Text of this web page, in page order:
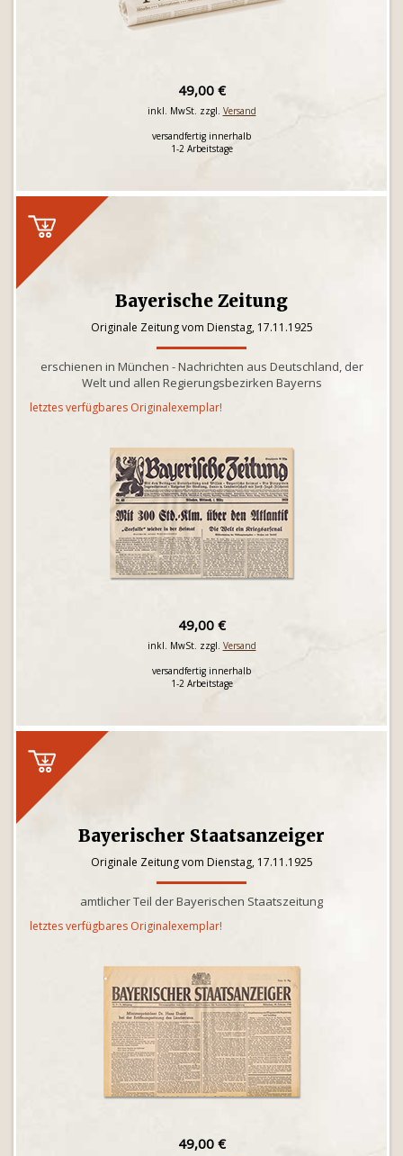
49,00 €
inkl. MwSt. zzgl. Versand
versandfertig innerhalb
1-2 Arbeitstage
Bayerische Zeitung
Originale Zeitung vom Dienstag, 17.11.1925
erschienen in München - Nachrichten aus Deutschland, der
Welt und allen Regierungsbezirken Bayerns
letztes verfügbares Originalexemplar!
49,00 €
inkl. MwSt. zzgl. Versand
versandfertig innerhalb
1-2 Arbeitstage
Bayerischer Staatsanzeiger
Originale Zeitung vom Dienstag, 17.11.1925
amtlicher Teil der Bayerischen Staatszeitung
letztes verfügbares Originalexemplar!
49,00 €